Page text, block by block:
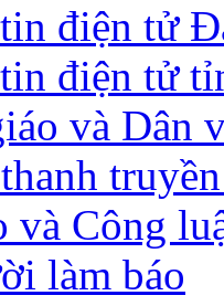
điện tử
điện tử
và Dân
và Công
làm báo